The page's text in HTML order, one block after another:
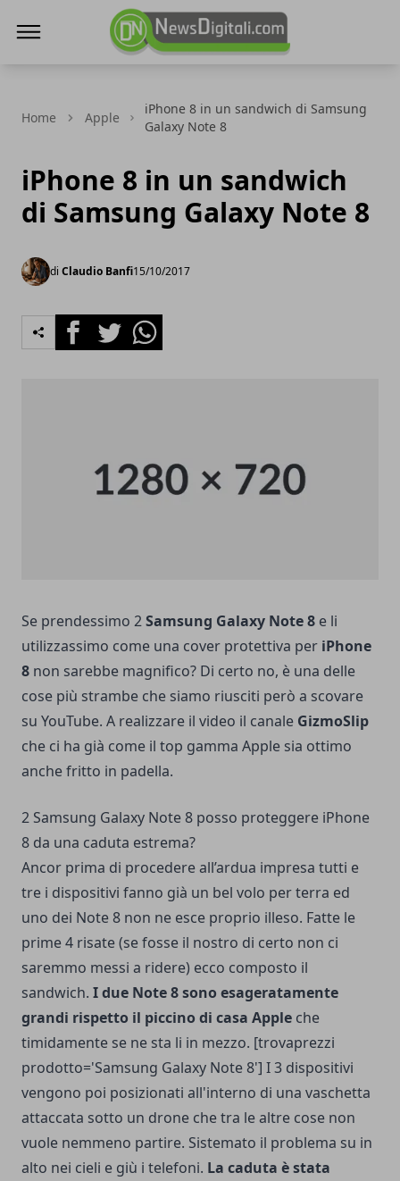
Home Apple
iPhone 8 in un sandwich di Samsung
Galaxy Note 8
iPhone 8 in un sandwich
di Samsung Galaxy Note 8
di Claudio Banfi15/10/2017
FacebookTwitterWhatsapp
Se prendessimo 2Samsung Galaxy Note 8 e li
utilizzassimo come una cover protettiva per iPhone
8 non sarebbe magnifico? Di certo no, è una delle
cose più strambe che siamo riusciti però a scovare
su YouTube. A realizzare il video il canale GizmoSlip
che ci ha già come il top gamma Apple sia ottimo
anche fritto in padella.
2 Samsung Galaxy Note 8 posso proteggere iPhone
8 da una caduta estrema?
Ancor prima di procedere all’ardua impresa tutti e
tre i dispositivi fanno già un bel volo per terra ed
uno dei Note 8 non ne esce proprio illeso. Fatte le
prime 4 risate (se fosse il nostro di certo non ci
saremmo messi a ridere) ecco composto il
sandwich. I due Note 8 sono esageratamente
grandi rispetto il piccino di casa Apple che
timidamente se ne sta li in mezzo. [trovaprezzi
prodotto='Samsung Galaxy Note 8'] I 3 dispositivi
vengono poi posizionati all'interno di una vaschetta
attaccata sotto un drone che tra le altre cose non
vuole nemmeno partire. Sistemato il problema su in
alto nei cieli e giù i telefoni. La caduta è stata